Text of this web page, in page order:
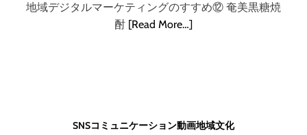
地域デジタルマーケティングのすすめ⑫ 奄美黒糖焼
酎 [Read More…]
SNSコミュニケーション動画地域文化